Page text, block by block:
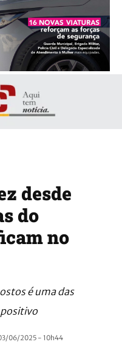
desde
do
no
é uma das
06/2025 - 10h44